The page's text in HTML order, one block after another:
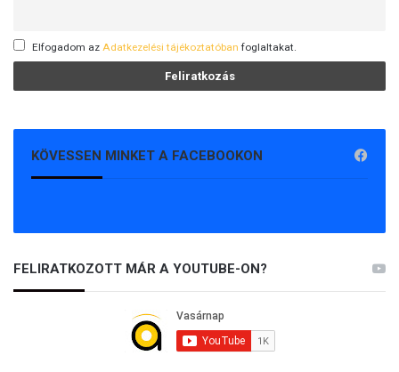
Elfogadom az Adatkezelési tájékoztatóban foglaltakat.
KÖVESSEN MINKET A FACEBOOKON
FELIRATKOZOTT MÁR A YOUTUBE-ON?